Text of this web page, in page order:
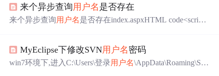
Name) { //获取文本框的值 var userNa
来个异步查询用户名 是否存在
来个异步查询用户名是否存在index.aspxHTML code<script t
1")...MyEclipse下修改SVN用户名 密码
win7环境下,进入C:\Users\登录用户名\AppData\Roaming\Sub